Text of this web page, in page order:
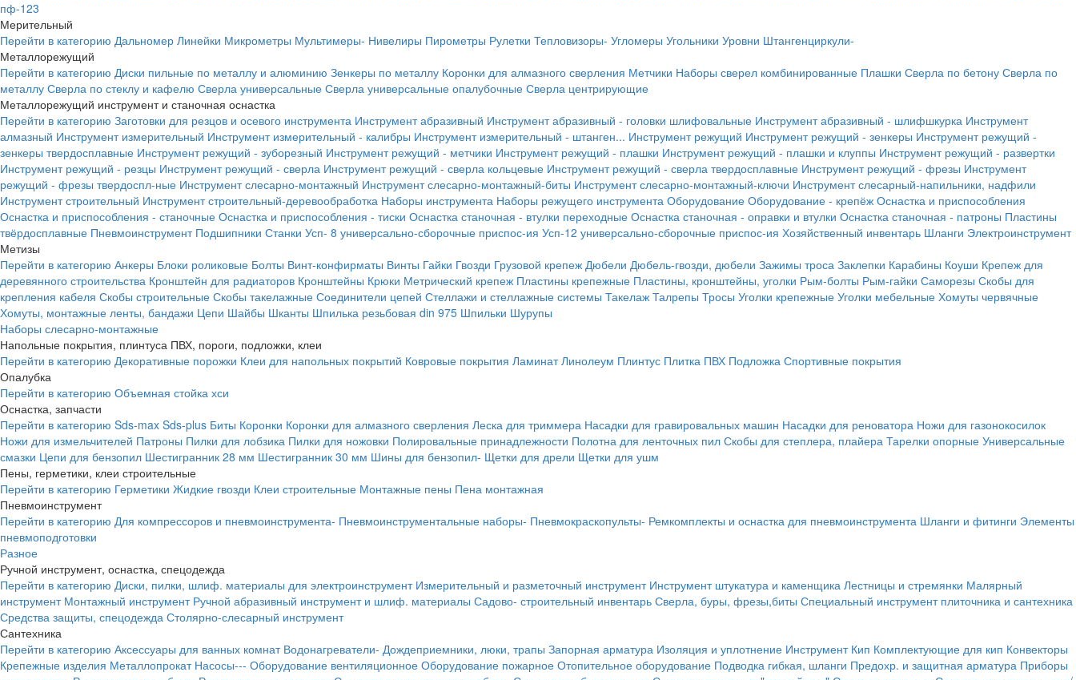
пф-123
Мерительный
Перейти в категорию Дальномер Линейки Микрометры Мультимеры- Нивелиры Пирометры Рулетки Тепловизоры- Угломеры Угольники Уровни Штангенциркули-
Металлорежущий
Перейти в категорию Диски пильные по металлу и алюминию Зенкеры по металлу Коронки для алмазного сверления Метчики Наборы сверел комбинированные Плашки Сверла по бетону Сверла по
металлу Сверла по стеклу и кафелю Сверла универсальные Сверла универсальные опалубочные Сверла центрирующие
Металлорежущий инструмент и станочная оснастка
Перейти в категорию Заготовки для резцов и осевого инструмента Инструмент абразивный Инструмент абразивный - головки шлифовальные Инструмент абразивный - шлифшкурка Инструмент
алмазный Инструмент измерительный Инструмент измерительный - калибры Инструмент измерительный - штанген... Инструмент режущий Инструмент режущий - зенкеры Инструмент режущий -
зенкеры твердосплавные Инструмент режущий - зуборезный Инструмент режущий - метчики Инструмент режущий - плашки Инструмент режущий - плашки и клуппы Инструмент режущий - развертки
Инструмент режущий - резцы Инструмент режущий - сверла Инструмент режущий - сверла кольцевые Инструмент режущий - сверла твердосплавные Инструмент режущий - фрезы Инструмент
режущий - фрезы твердоспл-ные Инструмент слесарно-монтажный Инструмент слесарно-монтажный-биты Инструмент слесарно-монтажный-ключи Инструмент слесарный-напильники, надфили
Инструмент строительный Инструмент строительный-деревообработка Наборы инструмента Наборы режущего инструмента Оборудование Оборудование - крепёж Оснастка и приспособления
Оснастка и приспособления - станочные Оснастка и приспособления - тиски Оснастка станочная - втулки переходные Оснастка станочная - оправки и втулки Оснастка станочная - патроны Пластины
твёрдосплавные Пневмоинструмент Подшипники Станки Усп- 8 универсально-сборочные приспос-ия Усп-12 универсально-сборочные приспос-ия Хозяйственный инвентарь Шланги Электроинструмент
Метизы
Перейти в категорию Анкеры Блоки роликовые Болты Винт-конфирматы Винты Гайки Гвозди Грузовой крепеж Дюбели Дюбель-гвозди, дюбели Зажимы троса Заклепки Карабины Коуши Крепеж для
деревянного строительства Кронштейн для радиаторов Кронштейны Крюки Метрический крепеж Пластины крепежные Пластины, кронштейны, уголки Рым-болты Рым-гайки Саморезы Скобы для
крепления кабеля Скобы строительные Скобы такелажные Соединители цепей Стеллажи и стеллажные системы Такелаж Талрепы Тросы Уголки крепежные Уголки мебельные Хомуты червячные
Хомуты, монтажные ленты, бандажи Цепи Шайбы Шканты Шпилька резьбовая din 975 Шпильки Шурупы
Наборы слесарно-монтажные
Напольные покрытия, плинтуса ПВХ, пороги, подложки, клеи
Перейти в категорию Декоративные порожки Клеи для напольных покрытий Ковровые покрытия Ламинат Линолеум Плинтус Плитка ПВХ Подложка Спортивные покрытия
Опалубка
Перейти в категорию Объемная стойка хси
Оснастка, запчасти
Перейти в категорию Sds-max Sds-plus Биты Коронки Коронки для алмазного сверления Леска для триммера Насадки для гравировальных машин Насадки для реноватора Ножи для газонокосилок
Ножи для измельчителей Патроны Пилки для лобзика Пилки для ножовки Полировальные принадлежности Полотна для ленточных пил Скобы для степлера, плайера Тарелки опорные Универсальные
смазки Цепи для бензопил Шестигранник 28 мм Шестигранник 30 мм Шины для бензопил- Щетки для дрели Щетки для ушм
Пены, герметики, клеи строительные
Перейти в категорию Герметики Жидкие гвозди Клеи строительные Монтажные пены Пена монтажная
Пневмоинструмент
Перейти в категорию Для компрессоров и пневмоинструмента- Пневмоинструментальные наборы- Пневмокраскопульты- Ремкомплекты и оснастка для пневмоинструмента Шланги и фитинги Элементы
пневмоподготовки
Разное
Ручной инструмент, оснастка, спецодежда
Перейти в категорию Диски, пилки, шлиф. материалы для электроинструмент Измерительный и разметочный инструмент Инструмент штукатура и каменщика Лестницы и стремянки Малярный
инструмент Монтажный инструмент Ручной абразивный инструмент и шлиф. материалы Садово- строительный инвентарь Сверла, буры, фрезы,биты Специальный инструмент плиточника и сантехника
Средства защиты, спецодежда Столярно-слесарный инструмент
Сантехника
Перейти в категорию Аксессуары для ванных комнат Водонагреватели- Дождеприемники, люки, трапы Запорная арматура Изоляция и уплотнение Инструмент Кип Комплектующие для кип Конвекторы
Крепежные изделия Металлопрокат Насосы--- Оборудование вентиляционное Оборудование пожарное Отопительное оборудование Подводка гибкая, шланги Предохр. и защитная арматура Приборы